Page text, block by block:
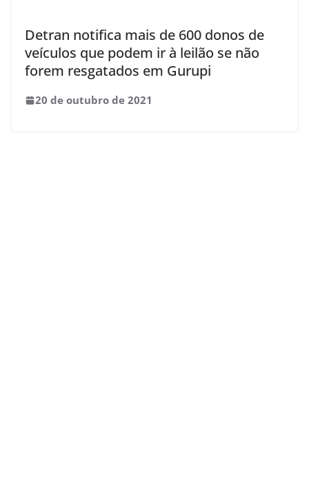
Detran notifica mais de 600 donos de
veículos que podem ir à leilão se não
forem resgatados em Gurupi
20 de outubro de 2021